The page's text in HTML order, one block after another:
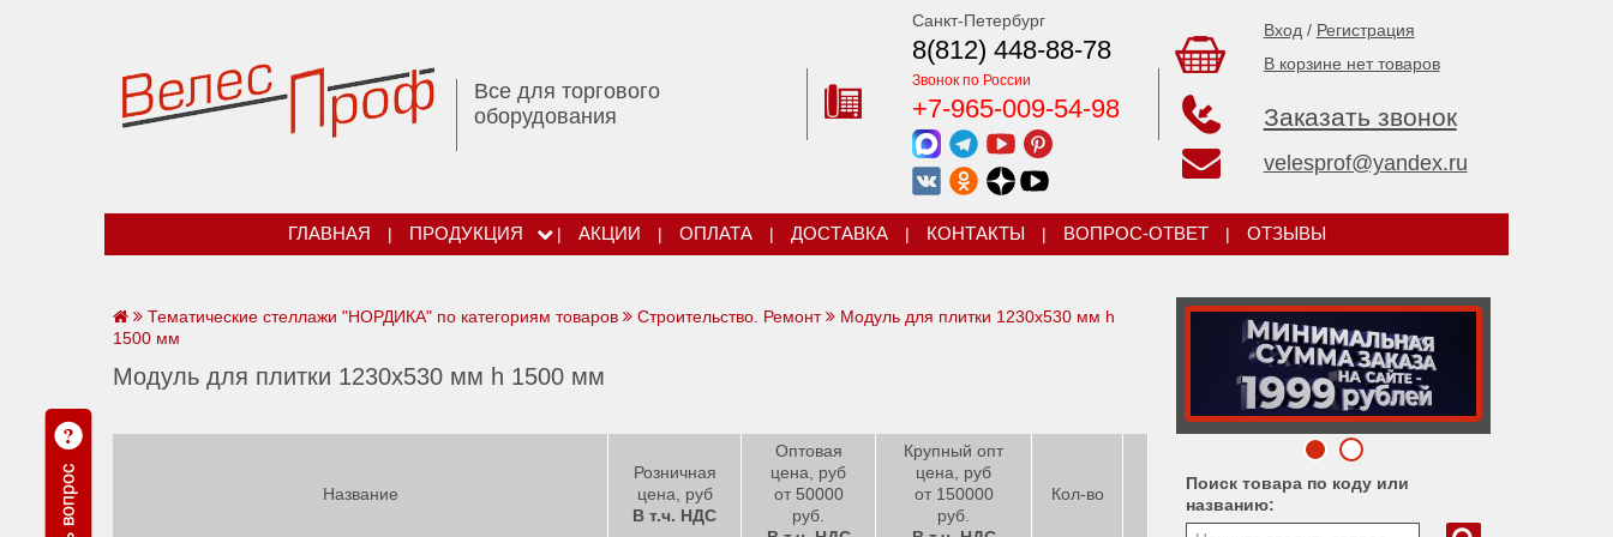
Все для торгового
оборудования
Санкт-Петербург
8(812) 448-88-78
Звонок по России
+7-965-009-54-98
Вход / Регистрация
В корзине нет товаров
Заказать звонок
velesprof@yandex.ru
ГЛАВНАЯ | ПРОДУКЦИЯ | АКЦИИ | ОПЛАТА | ДОСТАВКА | КОНТАКТЫ | ВОПРОС-ОТВЕТ | ОТЗЫВЫ
Поиск товара по коду или
названию:
Тематические стеллажи "НОРДИКА" по категориям товаров Строительство. Ремонт
Модуль для плитки 1230х530 мм h
1500 мм
Модуль для плитки 1230х530 мм h 1500 мм
Название
Розничная
цена, руб
В т.ч. НДС
Оптовая
цена, руб
от 50000
руб.
Крупный опт
цена, руб
от 150000
руб.
Кол-во